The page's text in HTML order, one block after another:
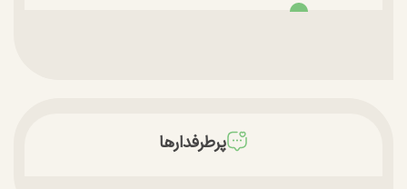
پرطرفدارها